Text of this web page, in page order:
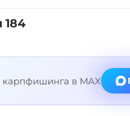
карпфишинга в MAX